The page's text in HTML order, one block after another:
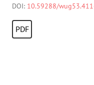
DOI: 10.59288/
PDF